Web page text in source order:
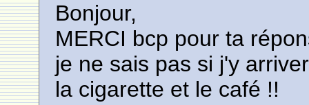
Bonjour,
MERCI bcp pour ta
je ne sais pas si j'y
la cigarette et le café !!